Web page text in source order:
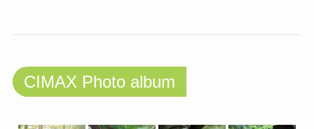
CIMAX Photo album